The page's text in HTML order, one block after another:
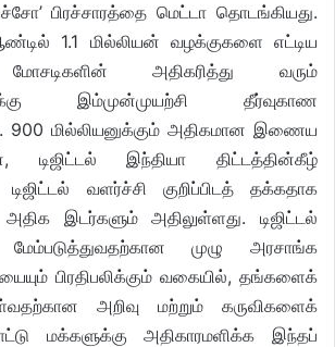
பிரச்சாரத்தை மெட்டா தொடங்கியது.
1.1 மில்லியன் வழக்குகளை எட்டிய
அதிகரித்து வரும்
இம்முன்முயற்சி தீர்வுகாண
900 மில்லியனுக்கும் அதிகமான இணைய
டிஜிட்டல் இந்தியா திட்டத்தின்கீழ்
வளர்ச்சி குறிப்பிடத் தக்கதாக
அதிக இடர்களும் அதிலுள்ளது. டிஜிட்டல்
மேம்படுத்துவதற்கான முழு அரசாங்க
பிரதிபலிக்கும் வகையில், தங்களைக்
அறிவு மற்றும் கருவிகளைக்
மக்களுக்கு அதிகாரமளிக்க இந்தப்